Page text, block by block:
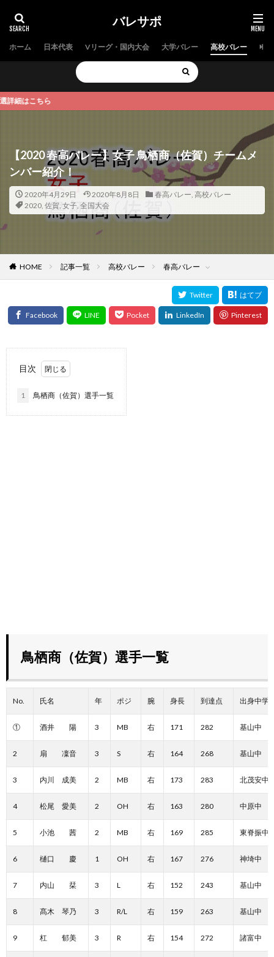
バレサポ
ホーム 日本代表 Vリーグ・国内大会 大学バレー 高校バレー 中
こちら
【2020 春高バレー】女子 鳥栖商（佐賀）チームメ
ンバー紹介！
2020年4月29日 2020年8月8日 春高バレー, 高校バレー
2020, 佐賀, 女子, 全国大会
HOME 記事一覧 高校バレー 春高バレー
目次
1 鳥栖商（佐賀）選手一覧
鳥栖商（佐賀）選手一覧
No. 氏名 年 ポジ 腕 身長 到達点 出身中学
① 酒井 陽 3 MB 右 171 282 基山中
2 扇 凜音 3 S 右 164 268 基山中
3 内川 成美 2 MB 右 173 283 北茂安中
4 松尾 愛美 2 OH 右 163 280 中原中
5 小池 茜 2 MB 右 169 285 東脊振中
6 樋口 慶 1 OH 右 167 276 神埼中
7 内山 栞 3 L 右 152 243 基山中
8 髙木 琴乃 3 R/L 右 159 263 基山中
9 杠 郁美 3 R 右 154 272 諸富中